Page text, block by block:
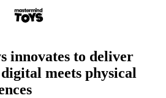
innovates to deliver
meets physical